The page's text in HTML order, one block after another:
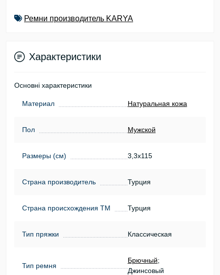
Ремни производитель KARYA
Характеристики
Основні характеристики
Материал Натуральная кожа
Пол Мужской
Размеры (см) 3,3х115
Страна производитель Турция
Страна происхождения ТМ Турция
Тип пряжки Классическая
Тип ремня
Брючный;
Джинсовый